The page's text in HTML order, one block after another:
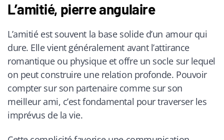
L’amitié, pierre angulaire
L’amitié est souvent la base solide d’un amour qui
dure. Elle vient généralement avant l’attirance
romantique ou physique et offre un socle sur lequel
on peut construire une relation profonde. Pouvoir
compter sur son partenaire comme sur son
meilleur ami, c’est fondamental pour traverser les
imprévus de la vie.